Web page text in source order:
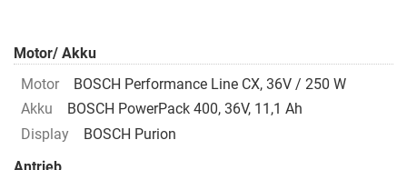
Motor/ Akku
Motor
BOSCH Performance Line CX, 36V / 250 W
Akku
BOSCH PowerPack 400, 36V, 11,1 Ah
Display
BOSCH Purion